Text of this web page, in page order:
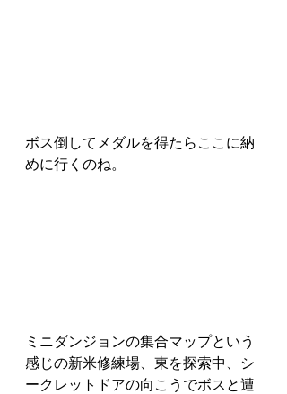
ボス倒してメダルを得たらここに納
めに行くのね。
ミニダンジョンの集合マップという
感じの新米修練場、東を探索中、シ
ークレットドアの向こうでボスと遭